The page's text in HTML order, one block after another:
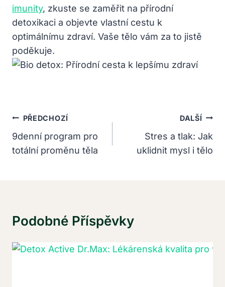
imunity, zkuste se zaměřit na přírodní
detoxikaci a objevte vlastní cestu k
optimálnímu zdraví. Vaše tělo vám za to jistě
poděkuje.
Navigace
Pro
Příspěvek
PŘEDCHOZÍ
9denní program pro
totální proměnu těla
DALŠÍ
Stres a tlak: Jak
uklidnit mysl i tělo
Podobné Příspěvky